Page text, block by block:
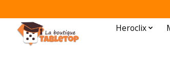
Heroclix